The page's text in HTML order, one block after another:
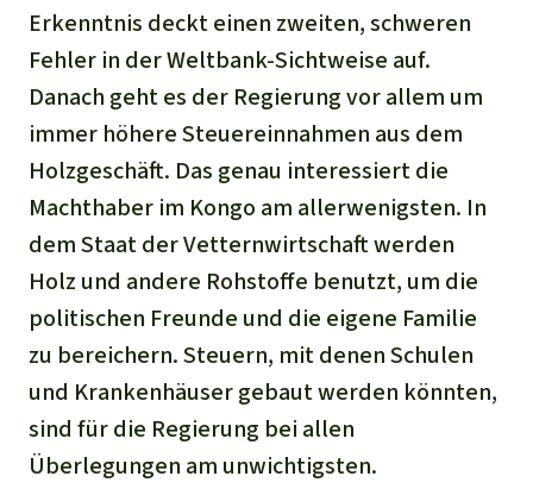
Erkenntnis deckt einen zweiten, schweren
Fehler in der Weltbank-Sichtweise auf.
Danach geht es der Regierung vor allem um
immer höhere Steuereinnahmen aus dem
Holzgeschäft. Das genau interessiert die
Machthaber im Kongo am allerwenigsten. In
dem Staat der Vetternwirtschaft werden
Holz und andere Rohstoffe benutzt, um die
politischen Freunde und die eigene Familie
zu bereichern. Steuern, mit denen Schulen
und Krankenhäuser gebaut werden könnten,
sind für die Regierung bei allen
Überlegungen am unwichtigsten.